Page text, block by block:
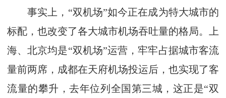
事实上，“双机场”如今正在成为特大城市的
标配，也改变了各大城市机场吞吐量的格局。上
海、北京均是“双机场”运营，牢牢占据城市客流
量前两席，成都在天府机场投运后，也实现了客
流量的攀升，去年位列全国第三城，这正是“双